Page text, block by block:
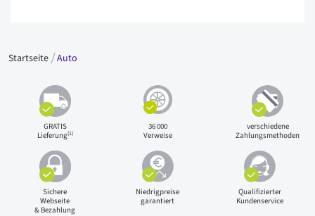
Startseite Auto
GRATIS
Lieferung(1)
36 000
Verweise
verschiedene
Zahlungsmethoden
Sichere
Webseite
& Bezahlung
Niedrigpreise
garantiert
Qualifizierter
Kundenservice